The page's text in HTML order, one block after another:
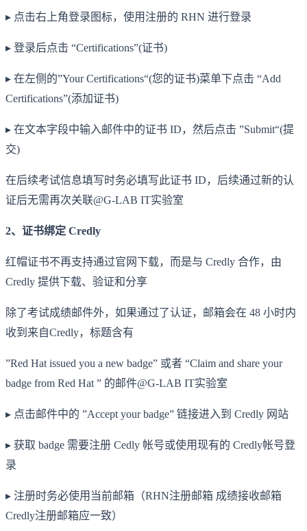
▸ 点击右上角登录图标，使用注册的 RHN 进行登录
▸ 登录后点击 “Certifications”(证书)
▸ 在左侧的”Your Certifications“(您的证书)菜单下点击 “Add
Certifications”(添加证书)
▸ 在文本字段中输入邮件中的证书 ID，然后点击 ”Submit“(提
交)
在后续考试信息填写时务必填写此证书 ID，后续通过新的认
证后无需再次关联@G-LAB IT实验室
2、证书绑定 Credly
红帽证书不再支持通过官网下载，而是与 Credly 合作，由
Credly 提供下载、验证和分享
除了考试成绩邮件外，如果通过了认证，邮箱会在 48 小时内
收到来自Credly，标题含有
”Red Hat issued you a new badge” 或者 “Claim and share your
badge from Red Hat ” 的邮件@G-LAB IT实验室
▸ 点击邮件中的 ”Accept your badge” 链接进入到 Credly 网站
▸ 获取 badge 需要注册 Cedly 帐号或使用现有的 Credly帐号登
录
▸ 注册时务必使用当前邮箱（RHN注册邮箱 成绩接收邮箱
Credly注册邮箱应一致）